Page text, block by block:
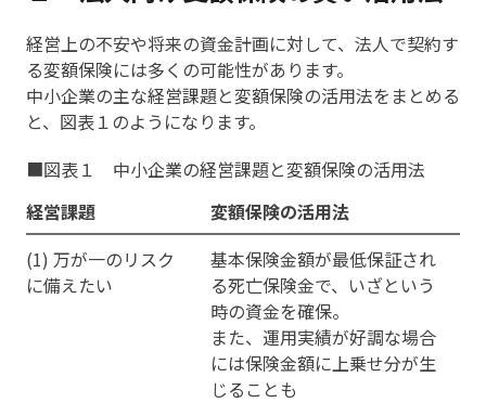
経営上の不安や将来の資金計画に対して、法人で契約す
る変額保険には多くの可能性があります。
中小企業の主な経営課題と変額保険の活用法をまとめる
と、図表１のようになります。
■図表１ 中小企業の経営課題と変額保険の活用法
経営課題
変額保険の活用法
(1) 万が一のリスク
に備えたい
基本保険金額が最低保証され
る死亡保険金で、いざという
時の資金を確保。
また、運用実績が好調な場合
には保険金額に上乗せ分が生
じることも